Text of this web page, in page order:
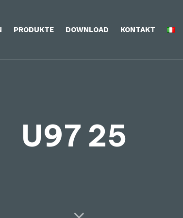
PRODUKTE DOWNLOAD KONTAKT
U97 25